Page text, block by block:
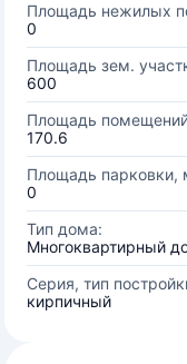
Площадь нежилых
0
Площадь зем.
600
Площадь
170.6
Площадь парковки,
0
Тип дома:
Многоквартирный
Серия, тип
кирпичный